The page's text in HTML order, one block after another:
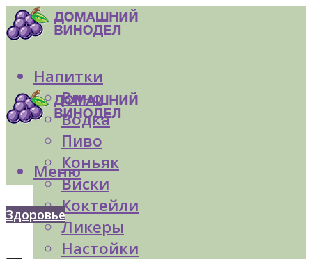
Напитки
Вино
Водка
Пиво
Коньяк
Виски
Коктейли
Ликеры
Настойки
Меню
Здоровье